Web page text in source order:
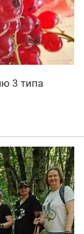
3 типа